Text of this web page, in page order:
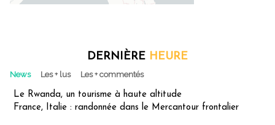
DERNIÈRE HEURE
News Les + lus Les + commentés
Le Rwanda, un tourisme à haute altitude
France, Italie : randonnée dans le Mercantour frontalier